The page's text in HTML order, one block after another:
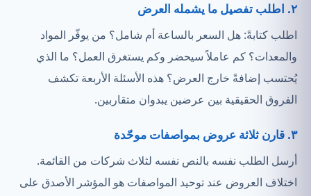
٢. اطلب تفصيل ما يشمله العرض
اطلب كتابةً: هل السعر بالساعة أم شامل؟ من يوفّر المواد
والمعدات؟ كم عاملاً سيحضر وكم يستغرق العمل؟ ما الذي
يُحتسب إضافةً خارج العرض؟ هذه الأسئلة الأربعة تكشف
الفروق الحقيقية بين عرضين يبدوان متقاربين.
٣. قارن ثلاثة عروض بمواصفات موحّدة
أرسل الطلب نفسه بالنص نفسه لثلاث شركات من القائمة.
اختلاف العروض عند توحيد المواصفات هو المؤشر الأصدق على